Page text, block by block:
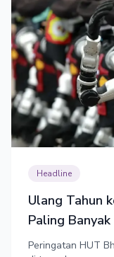
Headline
Ulang Tahun
Paling
Peringatan HUT